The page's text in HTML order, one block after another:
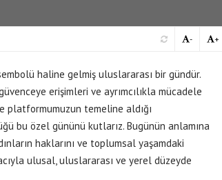
+
-
haline gelmiş uluslararası bir gündür.
erişimleri ve ayrımcılıkla mücadele
platformumuzun temeline aldığı
bu özel gününü kutlarız. Bugünün anlamına
haklarını ve toplumsal yaşamdaki
ulusal, uluslararası ve yerel düzeyde